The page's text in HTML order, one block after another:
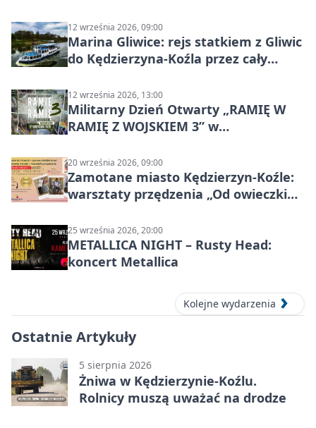
12 września 2026, 09:00
Marina Gliwice: rejs statkiem z Gliwic
do Kędzierzyna-Koźla przez cały
12 września 2026, 13:00
Militarny Dzień Otwarty „RAMIĘ W
RAMIĘ Z WOJSKIEM 3” w
20 września 2026, 09:00
Zamotane miasto Kędzierzyn-Koźle:
warsztaty przędzenia „Od owieczki
25 września 2026, 20:00
METALLICA NIGHT – Rusty Head:
koncert Metallica
Kolejne wydarzenia
Ostatnie Artykuły
5 sierpnia 2026
Żniwa w Kędzierzynie-Koźlu.
Rolnicy muszą uważać na drodze